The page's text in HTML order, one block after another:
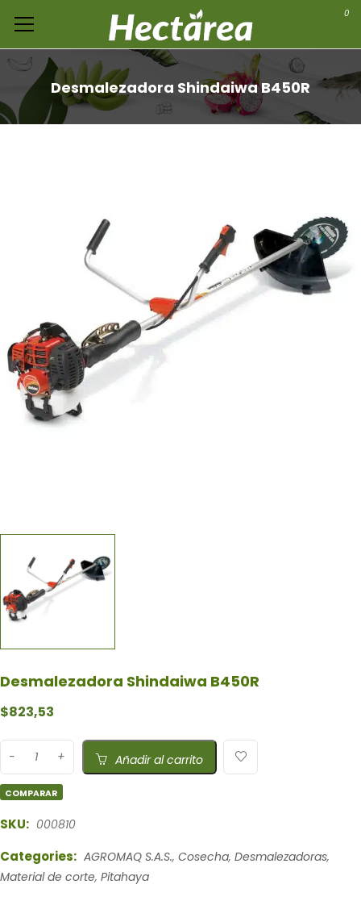
0
Desmalezadora Shindaiwa B450R
Desmalezadora Shindaiwa B450R
$823,53
Añadir al carrito
COMPARAR
SKU: 000810
Categories: AGROMAQ S.A.S., Cosecha, Desmalezadoras,
Material de corte, Pitahaya